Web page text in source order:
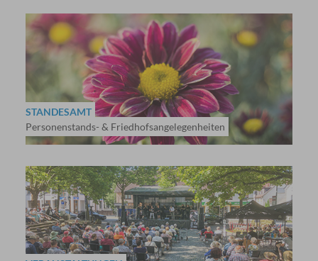
STANDESAMT
Personenstands- & Friedhofsangelegenheiten